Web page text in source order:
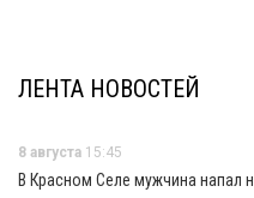
ЛЕНТА НОВОСТЕЙ
8 августа 15:45
В Красном Селе мужчина напал